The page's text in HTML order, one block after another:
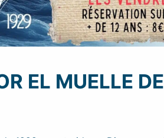
EL MUELLE